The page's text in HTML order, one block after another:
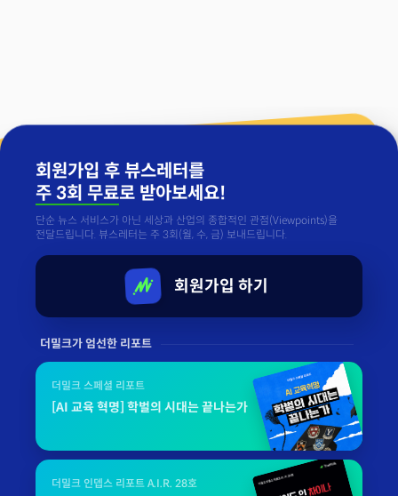
회원가입 후 뷰스레터를
주 3회 무료로 받아보세요!
단순 뉴스 서비스가 아닌 세상과 산업의 종합적인 관점(Viewpoints)을
전달드립니다. 뷰스레터는 주 3회(월, 수, 금) 보내드립니다.
회원가입 하기
더밀크가 엄선한 리포트
더밀크 스페셜 리포트
[AI 교육 혁명] 학벌의 시대는 끝나는가
더밀크 인뎁스 리포트 A.I.R. 28호